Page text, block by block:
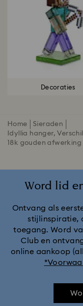
Decoraties
Home
Sieraden
Idyllia hanger,
‎18k gouden afwerking
Word lid
Ontvang als
stijlinspiratie,
toegang. Word
Club en
online aankoop